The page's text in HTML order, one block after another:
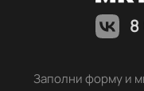
8
Заполни форму и